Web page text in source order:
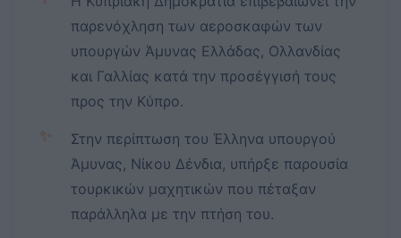
παρενόχληση των αεροσκαφών των
υπουργών Άμυνας Ελλάδας, Ολλανδίας
και Γαλλίας κατά την προσέγγισή τους
προς την Κύπρο.
✨
Στην περίπτωση του Έλληνα υπουργού
Άμυνας, Νίκου Δένδια, υπήρξε παρουσία
τουρκικών μαχητικών που πέταξαν
παράλληλα με την πτήση του.